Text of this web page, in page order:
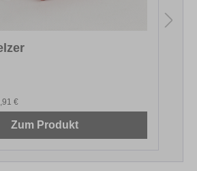
€
Zum Produkt